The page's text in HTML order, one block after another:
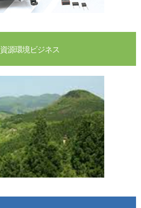
資源環境ビジネス